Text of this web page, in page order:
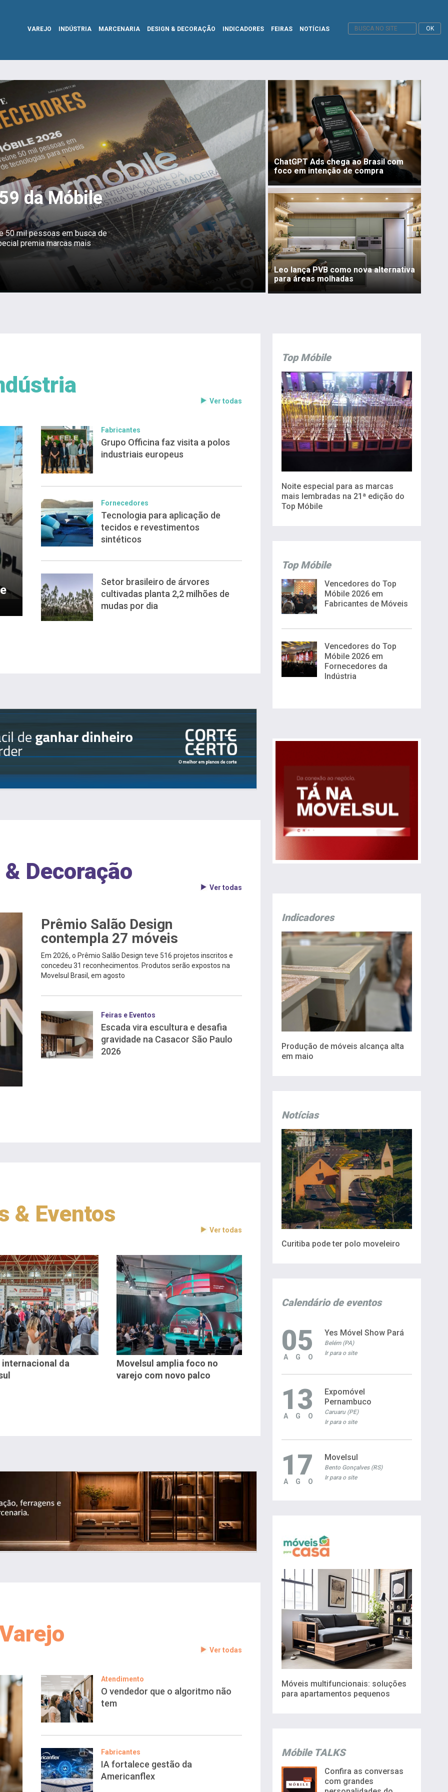
VAREJO INDÚSTRIA MARCENARIA DESIGN & DECORAÇÃO INDICADORES FEIRAS NOTÍCIAS
da Móbile
50 mil pessoas em busca de
premia marcas mais
ChatGPT Ads chega ao Brasil com
foco em intenção de compra
Leo lança PVB como nova alternativa
para áreas molhadas
Ver todas
Fabricantes
Grupo Officina faz visita a polos
industriais europeus
Fornecedores
Tecnologia para aplicação de
tecidos e revestimentos
sintéticos
Setor brasileiro de árvores
cultivadas planta 2,2 milhões de
mudas por dia
Decoração
Ver todas
Prêmio Salão Design
contempla 27 móveis
Em 2026, o Prêmio Salão Design teve 516 projetos inscritos e
concedeu 31 reconhecimentos. Produtos serão expostos na
Movelsul Brasil, em agosto
Feiras e Eventos
Escada vira escultura e desafia
gravidade na Casacor São Paulo
2026
& Eventos
Ver todas
internacional da
Movelsul amplia foco no
varejo com novo palco
Ver todas
Atendimento
O vendedor que o algoritmo não
tem
Fabricantes
IA fortalece gestão da
Americanflex
Top Móbile
Noite especial para as marcas
mais lembradas na 21ª edição do
Top Móbile
Top Móbile
Vencedores do Top
Móbile 2026 em
Fabricantes de Móveis
Vencedores do Top
Móbile 2026 em
Fornecedores da
Indústria
Indicadores
Produção de móveis alcança alta
em maio
Notícias
Curitiba pode ter polo moveleiro
Calendário de eventos
05
AGO
Yes Móvel Show Pará
Belém (PA)
Ir para o site
13
AGO
Expomóvel
Pernambuco
Caruaru (PE)
Ir para o site
17
AGO
Movelsul
Bento Gonçalves (RS)
Ir para o site
Móveis multifuncionais: soluções
para apartamentos pequenos
Móbile TALKS
Confira as conversas
com grandes